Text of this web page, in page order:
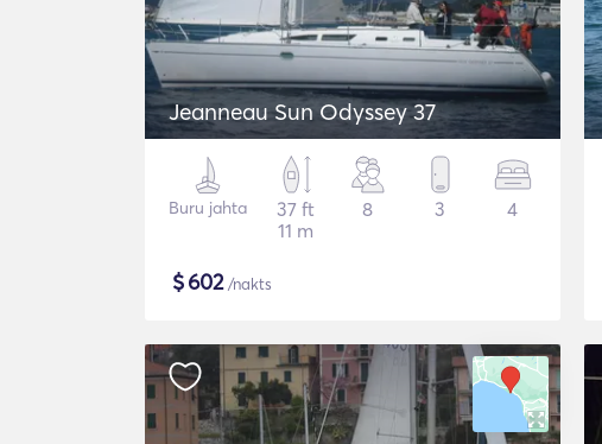
Jeanneau Sun Odyssey 37
Buru jahta
37 ft
11 m
8 3 4
$602/nakts